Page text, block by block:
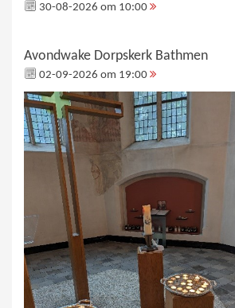
30-08-2026 om 10:00
Avondwake Dorpskerk Bathmen
02-09-2026 om 19:00